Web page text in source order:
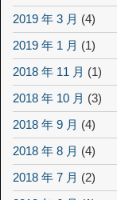
2019 年 3 月 (4)
2019 年 1 月 (1)
2018 年 11 月 (1)
2018 年 10 月 (3)
2018 年 9 月 (4)
2018 年 8 月 (4)
2018 年 7 月 (2)